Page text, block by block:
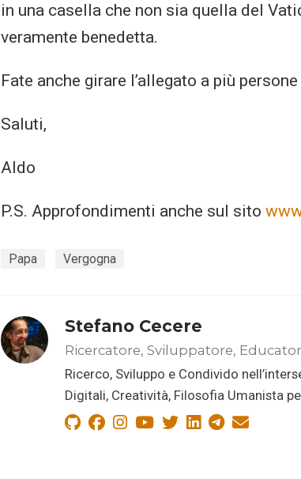
in una casella che non sia quella del
veramente benedetta.
Fate anche girare l’allegato a più
Saluti,
Aldo
P.S. Approfondimenti anche sul sito
Papa Vergogna
Stefano Cecere
Ricercatore, Sviluppatore,
Ricerco, Sviluppo e Condivido
Digitali, Creatività, Filosofia Umanista